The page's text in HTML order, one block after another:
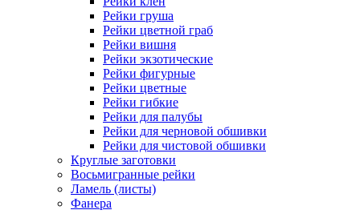
Рейки груша
Рейки цветной граб
Рейки вишня
Рейки экзотические
Рейки фигурные
Рейки цветные
Рейки гибкие
Рейки для палубы
Рейки для черновой обшивки
Рейки для чистовой обшивки
Круглые заготовки
Восьмигранные рейки
Ламель (листы)
Фанера